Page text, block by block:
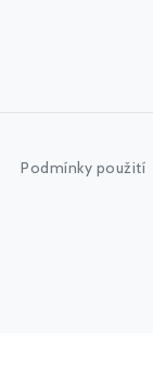
Podmínky použití